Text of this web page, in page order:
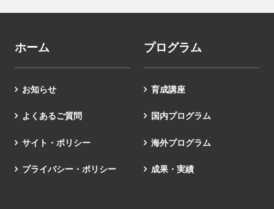
ホーム
お知らせ
よくあるご質問
サイト・ポリシー
プライバシー・ポリシー
プログラム
育成講座
国内プログラム
海外プログラム
成果・実績